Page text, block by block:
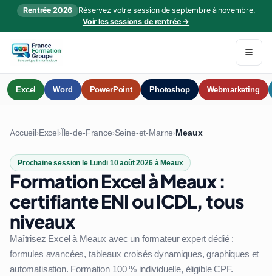
Rentrée 2026
Réservez votre session de septembre à novembre.
Voir les sessions de rentrée →
Excel Word PowerPoint Photoshop Webmarketing
Accueil›Excel›Île-de-France›Seine-et-Marne›Meaux
Prochaine session le Lundi 10 août 2026 à Meaux
Formation Excel à Meaux :
certifiante ENI ou ICDL, tous
niveaux
Maîtrisez Excel à Meaux avec un formateur expert dédié :
formules avancées, tableaux croisés dynamiques, graphiques et
automatisation. Formation 100 % individuelle, éligible CPF.